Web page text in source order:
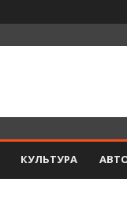
КУЛЬТУРА